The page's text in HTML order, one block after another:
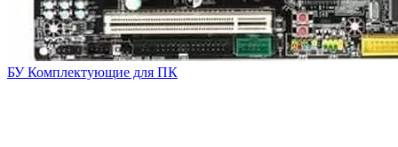
БУ Комплектующие для ПК